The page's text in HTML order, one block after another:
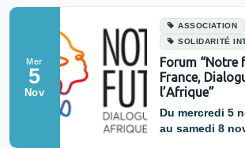
Mer
5
Nov
ASSOCIATION
SOLIDARITÉ
Forum “Notre
France,
l’Afrique”
Du mercredi 5
au samedi 8